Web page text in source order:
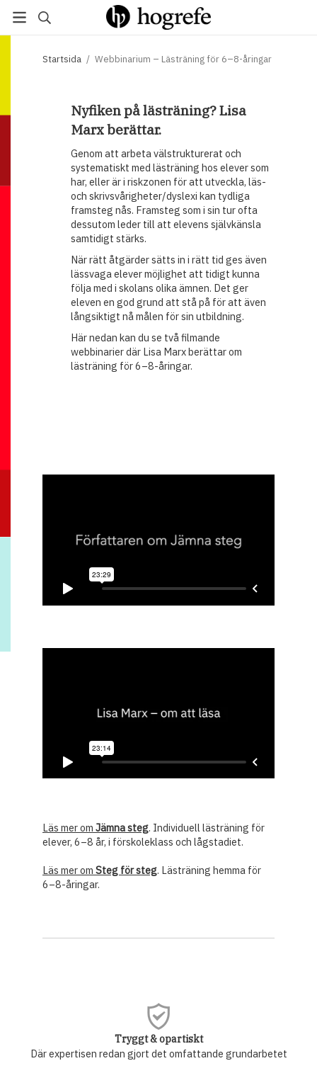
Startsida / Webbinarium – Lästräning för 6–8-åringar
Nyfiken på lästräning? Lisa
Marx berättar.
Genom att arbeta välstrukturerat och
systematiskt med lästräning hos elever som
har, eller är i riskzonen för att utveckla, läs-
och skrivsvårigheter/dyslexi kan tydliga
framsteg nås. Framsteg som i sin tur ofta
dessutom leder till att elevens självkänsla
samtidigt stärks.
När rätt åtgärder sätts in i rätt tid ges även
lässvaga elever möjlighet att tidigt kunna
följa med i skolans olika ämnen. Det ger
eleven en god grund att stå på för att även
långsiktigt nå målen för sin utbildning.
Här nedan kan du se två filmande
webbinarier där Lisa Marx berättar om
lästräning för 6–8-åringar.
Läs mer om Jämna steg. Individuell lästräning för
elever, 6–8 år, i förskoleklass och lågstadiet.
Läs mer om Steg för steg. Lästräning hemma för
6–8-åringar.
Tryggt & opartiskt
Där expertisen redan gjort det omfattande grundarbetet